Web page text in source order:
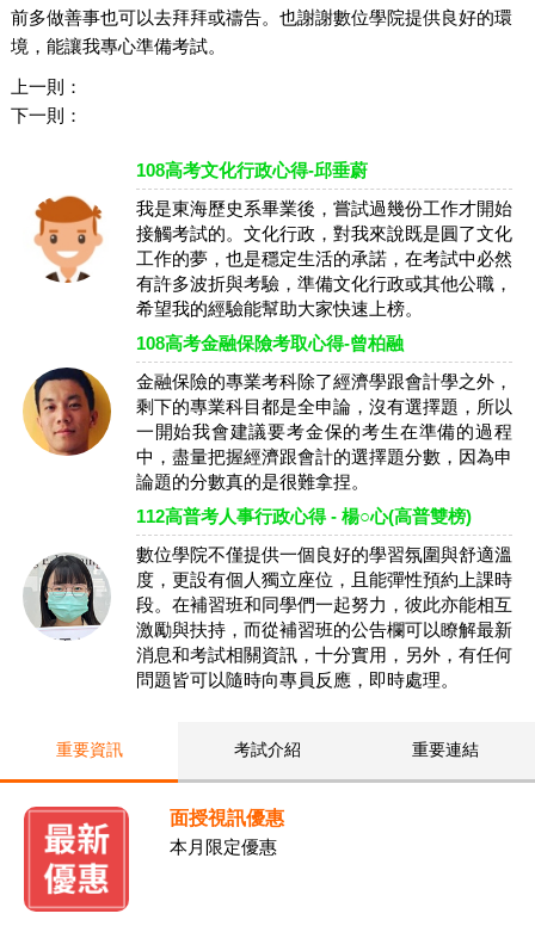
前多做善事也可以去拜拜或禱告。也謝謝數位學院提供良好的環
境，能讓我專心準備考試。
上一則：
下一則：
108高考文化行政心得-邱垂蔚
我是東海歷史系畢業後，嘗試過幾份工作才開始
接觸考試的。文化行政，對我來說既是圓了文化
工作的夢，也是穩定生活的承諾，在考試中必然
有許多波折與考驗，準備文化行政或其他公職，
希望我的經驗能幫助大家快速上榜。
108高考金融保險考取心得-曾柏融
金融保險的專業考科除了經濟學跟會計學之外，
剩下的專業科目都是全申論，沒有選擇題，所以
一開始我會建議要考金保的考生在準備的過程
中，盡量把握經濟跟會計的選擇題分數，因為申
論題的分數真的是很難拿捏。
112高普考人事行政心得 - 楊○心(高普雙榜)
數位學院不僅提供一個良好的學習氛圍與舒適溫
度，更設有個人獨立座位，且能彈性預約上課時
段。在補習班和同學們一起努力，彼此亦能相互
激勵與扶持，而從補習班的公告欄可以瞭解最新
消息和考試相關資訊，十分實用，另外，有任何
問題皆可以隨時向專員反應，即時處理。
重要資訊 考試介紹 重要連結
面授視訊優惠
本月限定優惠